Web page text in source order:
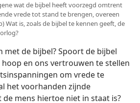
wat de bijbel heeft voorzegd omtrent
vrede tot stand te brengen, overeen
Wat is, zoals de bijbel te kennen geeft, de
met de bijbel? Spoort de bijbel
en ons vertrouwen te stellen
om vrede te
het voorhanden zijnde
mens hiertoe niet in staat is?